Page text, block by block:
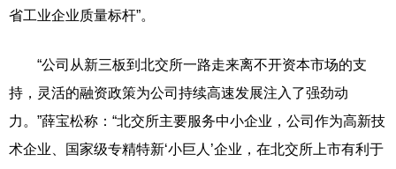
省工业企业质量标杆”。
“公司从新三板到北交所一路走来离不开资本市场的支
持，灵活的融资政策为公司持续高速发展注入了强劲动
力。”薛宝松称：“北交所主要服务中小企业，公司作为高新技
术企业、国家级专精特新‘小巨人’企业，在北交所上市有利于